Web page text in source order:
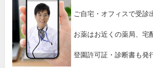
ご自宅・オフィスで受診
お薬はお近くの薬局、宅
登園許可証・診断書も発